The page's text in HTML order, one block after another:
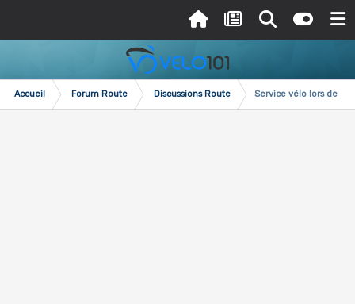
Accueil Forum Route Discussions Route Service vélo lors de